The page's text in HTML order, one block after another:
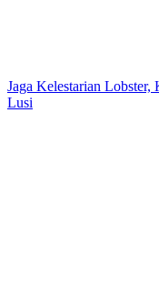
Jaga Kelestarian
Lusi